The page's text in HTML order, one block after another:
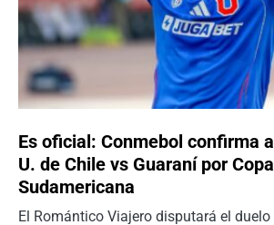
Es oficial: Conmebol confirma
U. de Chile vs Guaraní por Copa
Sudamericana
El Romántico Viajero disputará el